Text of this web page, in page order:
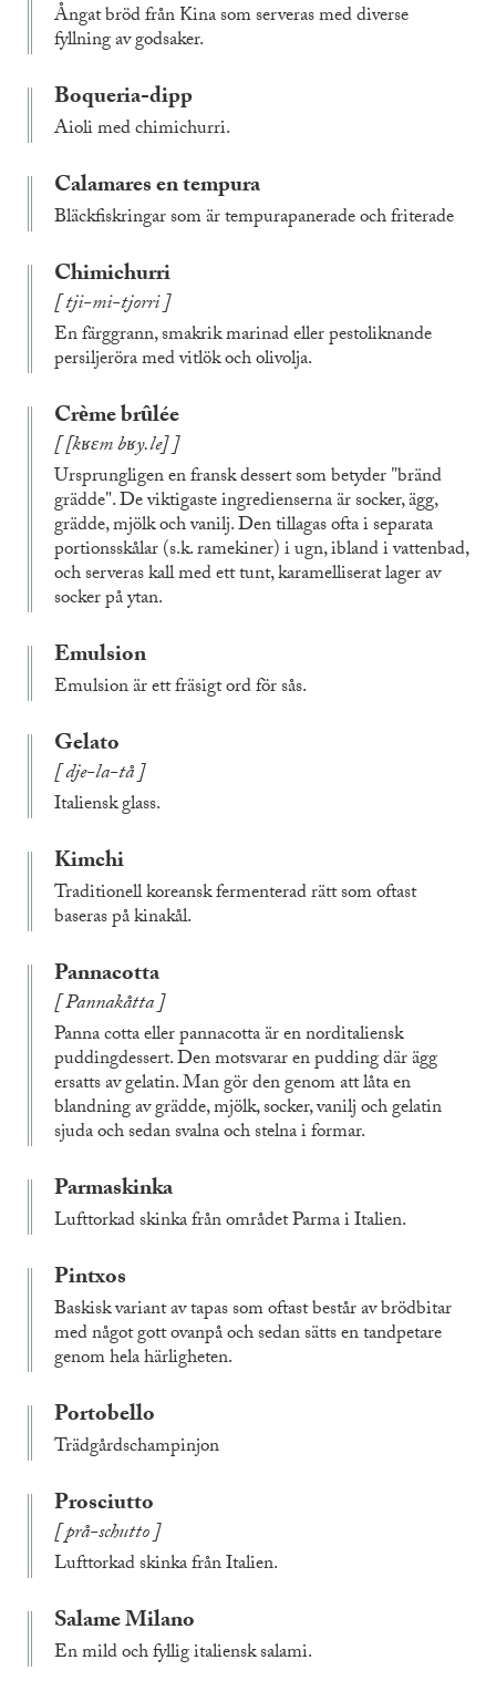
Ångat bröd från Kina som serveras med diverse
fyllning av godsaker.
Boqueria-dipp
Aioli med chimichurri.
Calamares en tempura
Bläckfiskringar som är tempurapanerade och friterade
Chimichurri
tji-mi-tjorri
En färggrann, smakrik marinad eller pestoliknande
persiljeröra med vitlök och olivolja.
Crème brûlée
​[kʁɛm bʁy.le]
Ursprungligen en fransk dessert som betyder "bränd
grädde". De viktigaste ingredienserna är socker, ägg,
grädde, mjölk och vanilj. Den tillagas ofta i separata
portionsskålar (s.k. ramekiner) i ugn, ibland i vattenbad,
och serveras kall med ett tunt, karamelliserat lager av
socker på ytan.
Emulsion
Emulsion är ett fräsigt ord för sås.
Gelato
dje-la-tå
Italiensk glass.
Kimchi
Traditionell koreansk fermenterad rätt som oftast
baseras på kinakål.
Pannacotta
Pannakåtta
Panna cotta eller pannacotta är en norditaliensk
puddingdessert. Den motsvarar en pudding där ägg
ersatts av gelatin. Man gör den genom att låta en
blandning av grädde, mjölk, socker, vanilj och gelatin
sjuda och sedan svalna och stelna i formar.
Parmaskinka
Lufttorkad skinka från området Parma i Italien.
Pintxos
Baskisk variant av tapas som oftast består av brödbitar
med något gott ovanpå och sedan sätts en tandpetare
genom hela härligheten.
Portobello
Trädgårdschampinjon
Prosciutto
prå-schutto
Lufttorkad skinka från Italien.
Salame Milano
En mild och fyllig italiensk salami.